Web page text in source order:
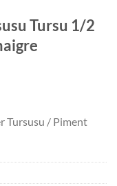
Tursu 1/2
Tursusu / Piment